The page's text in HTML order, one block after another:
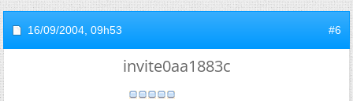
16/09/2004, 09h53 #6
invite0aa1883c